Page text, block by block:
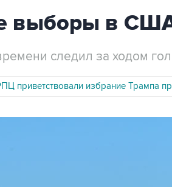
выборы в
следил за ходом
приветствовали избрание Трампа